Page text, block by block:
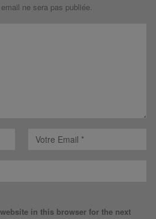
ne sera pas publiée.
in this browser for the next